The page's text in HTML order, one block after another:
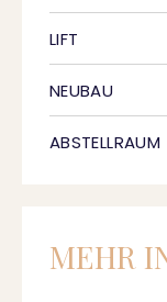
LIFT
NEUBAU
ABSTELLRAUM
MEHR